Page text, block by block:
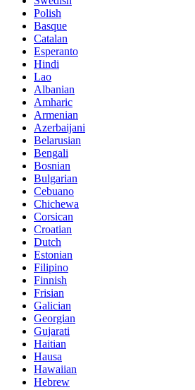
Polish
Basque
Catalan
Esperanto
Hindi
Lao
Albanian
Amharic
Armenian
Azerbaijani
Belarusian
Bengali
Bosnian
Bulgarian
Cebuano
Chichewa
Corsican
Croatian
Dutch
Estonian
Filipino
Finnish
Frisian
Galician
Georgian
Gujarati
Haitian
Hausa
Hawaiian
Hebrew